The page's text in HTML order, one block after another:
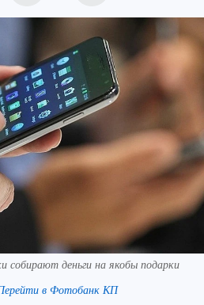
деньги на якобы подарки
в Фотобанк КП